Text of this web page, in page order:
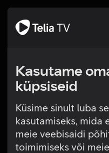
Kasutame
küpsiseid
Küsime sinult luba
kasutamiseks, mida
meie veebisaidi
toimimiseks või